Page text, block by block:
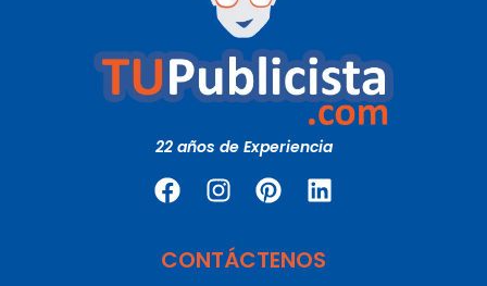
22 años de Experiencia
CONTÁCTENOS